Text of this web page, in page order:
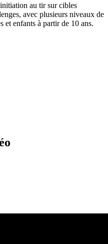
au tir sur cibles
avec plusieurs niveaux de
et enfants à partir de 10 ans.